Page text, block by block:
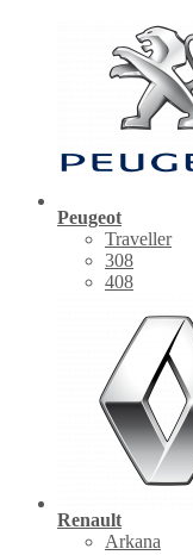
Peugeot
Traveller
308
408
Renault
Arkana